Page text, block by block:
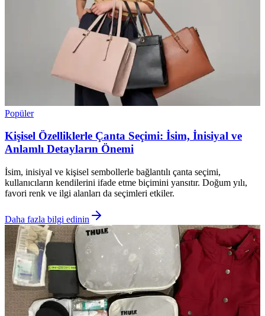
Popüler
Kişisel Özelliklerle Çanta Seçimi: İsim, İnisiyal ve
Anlamlı Detayların Önemi
İsim, inisiyal ve kişisel sembollerle bağlantılı çanta seçimi,
kullanıcıların kendilerini ifade etme biçimini yansıtır. Doğum yılı,
favori renk ve ilgi alanları da seçimleri etkiler.
Daha fazla bilgi edinin